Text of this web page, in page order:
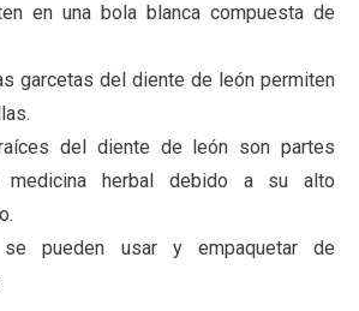
en una bola blanca compuesta de
garcetas del diente de león permiten
del diente de león son partes
herbal debido a su alto
pueden usar y empaquetar de